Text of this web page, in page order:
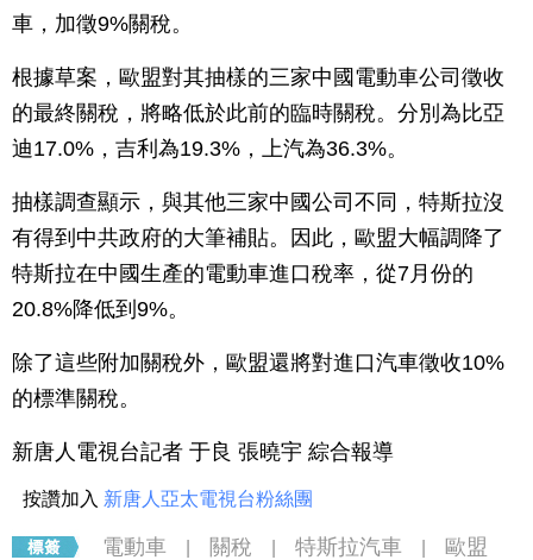
車，加徵9%關稅。
根據草案，歐盟對其抽樣的三家中國電動車公司徵收
的最終關稅，將略低於此前的臨時關稅。分別為比亞
迪17.0%，吉利為19.3%，上汽為36.3%。
抽樣調查顯示，與其他三家中國公司不同，特斯拉沒
有得到中共政府的大筆補貼。因此，歐盟大幅調降了
特斯拉在中國生產的電動車進口稅率，從7月份的
20.8%降低到9%。
除了這些附加關稅外，歐盟還將對進口汽車徵收10%
的標準關稅。
新唐人電視台記者 于良 張曉宇 綜合報導
按讚加入 新唐人亞太電視台粉絲團
電動車 關稅 特斯拉汽車 歐盟